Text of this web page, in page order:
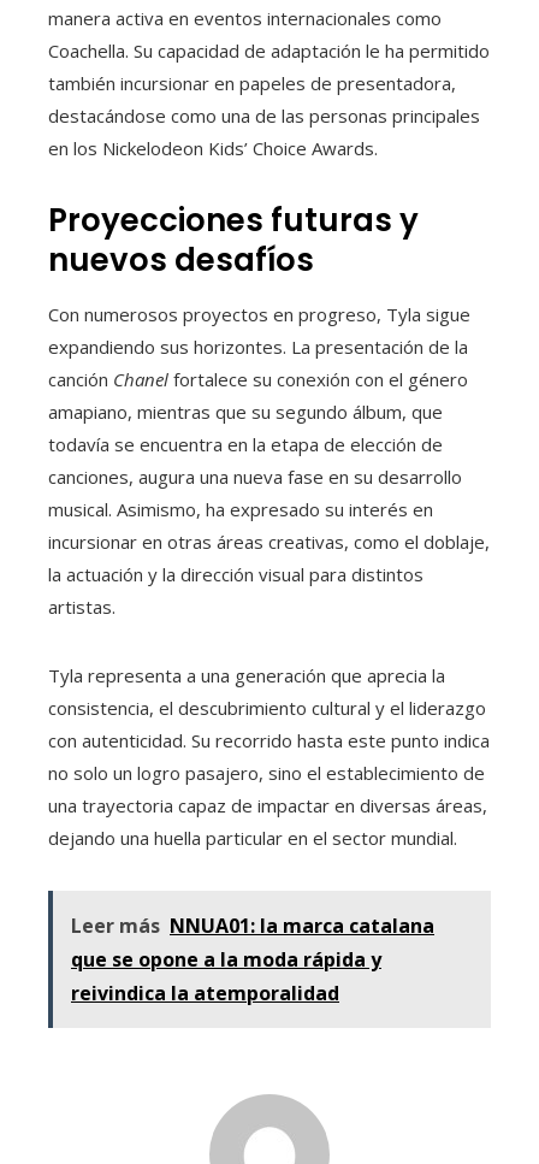
manera activa en eventos internacionales como
Coachella. Su capacidad de adaptación le ha permitido
también incursionar en papeles de presentadora,
destacándose como una de las personas principales
en los Nickelodeon Kids’ Choice Awards.
Proyecciones futuras y
nuevos desafíos
Con numerosos proyectos en progreso, Tyla sigue
expandiendo sus horizontes. La presentación de la
canción Chanel fortalece su conexión con el género
amapiano, mientras que su segundo álbum, que
todavía se encuentra en la etapa de elección de
canciones, augura una nueva fase en su desarrollo
musical. Asimismo, ha expresado su interés en
incursionar en otras áreas creativas, como el doblaje,
la actuación y la dirección visual para distintos
artistas.
Tyla representa a una generación que aprecia la
consistencia, el descubrimiento cultural y el liderazgo
con autenticidad. Su recorrido hasta este punto indica
no solo un logro pasajero, sino el establecimiento de
una trayectoria capaz de impactar en diversas áreas,
dejando una huella particular en el sector mundial.
Leer más NNUA01: la marca catalana
que se opone a la moda rápida y
reivindica la atemporalidad